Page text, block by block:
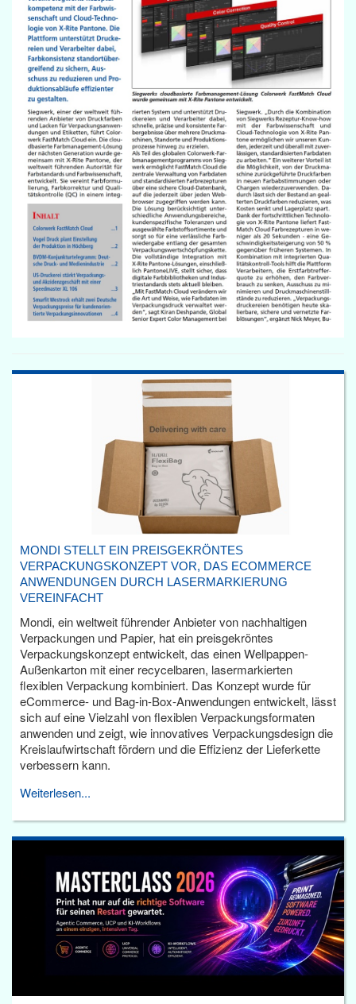
MONDI STELLT EIN PREISGEKRÖNTES
VERPACKUNGSKONZEPT VOR, DAS ECOMMERCE
ANWENDUNGEN DURCH LASERMARKIERUNG
VEREINFACHT
Mondi, ein weltweit führender Anbieter von nachhaltigen
Verpackungen und Papier, hat ein preisgekröntes
Verpackungskonzept entwickelt, das einen Wellpappen-
Außenkarton mit einer recycelbaren, lasermarkierten
flexiblen Verpackung kombiniert. Das Konzept wurde für
eCommerce- und Bag-in-Box-Anwendungen entwickelt, lässt
sich auf eine Vielzahl von flexiblen Verpackungsformaten
anwenden und zeigt, wie innovatives Verpackungsdesign die
Kreislaufwirtschaft fördern und die Effizienz der Lieferkette
verbessern kann.
Weiterlesen...